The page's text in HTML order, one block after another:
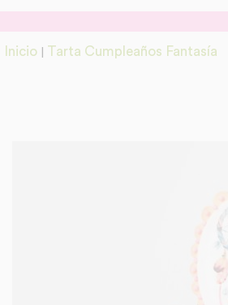
Inicio Tarta Cumpleaños Fantasía